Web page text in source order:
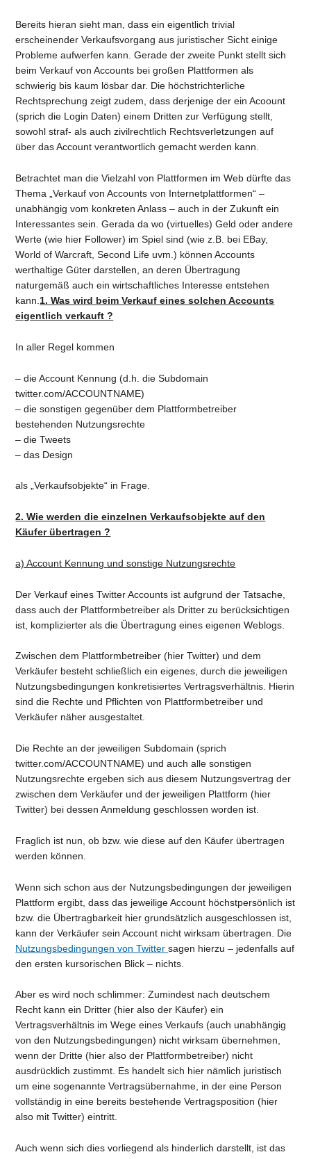
Bereits hieran sieht man, dass ein eigentlich trivial
erscheinender Verkaufsvorgang aus juristischer Sicht einige
Probleme aufwerfen kann. Gerade der zweite Punkt stellt sich
beim Verkauf von Accounts bei großen Plattformen als
schwierig bis kaum lösbar dar. Die höchstrichterliche
Rechtsprechung zeigt zudem, dass derjenige der ein Acoount
(sprich die Login Daten) einem Dritten zur Verfügung stellt,
sowohl straf- als auch zivilrechtlich Rechtsverletzungen auf
über das Account verantwortlich gemacht werden kann.
Betrachtet man die Vielzahl von Plattformen im Web dürfte das
Thema „Verkauf von Accounts von Internetplattformen“ –
unabhängig vom konkreten Anlass – auch in der Zukunft ein
Interessantes sein. Gerada da wo (virtuelles) Geld oder andere
Werte (wie hier Follower) im Spiel sind (wie z.B. bei EBay,
World of Warcraft, Second Life uvm.) können Accounts
werthaltige Güter darstellen, an deren Übertragung
naturgemäß auch ein wirtschaftliches Interesse entstehen
kann. 1. Was wird beim Verkauf eines solchen Accounts
eigentlich verkauft ?
In aller Regel kommen
– die Account Kennung (d.h. die Subdomain
twitter.com/ACCOUNTNAME)
– die sonstigen gegenüber dem Plattformbetreiber
bestehenden Nutzungsrechte
– die Tweets
– das Design
als „Verkaufsobjekte“ in Frage.
2. Wie werden die einzelnen Verkaufsobjekte auf den
Käufer übertragen ?
a) Account Kennung und sonstige Nutzungsrechte
Der Verkauf eines Twitter Accounts ist aufgrund der Tatsache,
dass auch der Plattformbetreiber als Dritter zu berücksichtigen
ist, komplizierter als die Übertragung eines eigenen Weblogs.
Zwischen dem Plattformbetreiber (hier Twitter) und dem
Verkäufer besteht schließlich ein eigenes, durch die jeweiligen
Nutzungsbedingungen konkretisiertes Vertragsverhältnis. Hierin
sind die Rechte und Pflichten von Plattformbetreiber und
Verkäufer näher ausgestaltet.
Die Rechte an der jeweiligen Subdomain (sprich
twitter.com/ACCOUNTNAME) und auch alle sonstigen
Nutzungsrechte ergeben sich aus diesem Nutzungsvertrag der
zwischen dem Verkäufer und der jeweiligen Plattform (hier
Twitter) bei dessen Anmeldung geschlossen worden ist.
Fraglich ist nun, ob bzw. wie diese auf den Käufer übertragen
werden können.
Wenn sich schon aus der Nutzungsbedingungen der jeweiligen
Plattform ergibt, dass das jeweilige Account höchstpersönlich ist
bzw. die Übertragbarkeit hier grundsätzlich ausgeschlossen ist,
kann der Verkäufer sein Account nicht wirksam übertragen. Die
Nutzungsbedingungen von Twittersagen hierzu – jedenfalls auf
den ersten kursorischen Blick – nichts.
Aber es wird noch schlimmer: Zumindest nach deutschem
Recht kann ein Dritter (hier also der Käufer) ein
Vertragsverhältnis im Wege eines Verkaufs (auch unabhängig
von den Nutzungsbedingungen) nicht wirksam übernehmen,
wenn der Dritte (hier also der Plattformbetreiber) nicht
ausdrücklich zustimmt. Es handelt sich hier nämlich juristisch
um eine sogenannte Vertragsübernahme, in der eine Person
vollständig in eine bereits bestehende Vertragsposition (hier
also mit Twitter) eintritt.
Auch wenn sich dies vorliegend als hinderlich darstellt, ist das